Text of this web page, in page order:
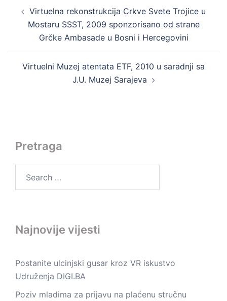
navigation
Virtuelna rekonstrukcija Crkve Svete Trojice u
Mostaru SSST, 2009 sponzorisano od strane
Grčke Ambasade u Bosni i Hercegovini
Virtuelni Muzej atentata ETF, 2010 u saradnji sa
J.U. Muzej Sarajeva
Pretraga
for:
Najnovije vijesti
Postanite ulcinjski gusar kroz VR iskustvo
Udruženja DIGI.BA
Poziv mladima za prijavu na plaćenu stručnu